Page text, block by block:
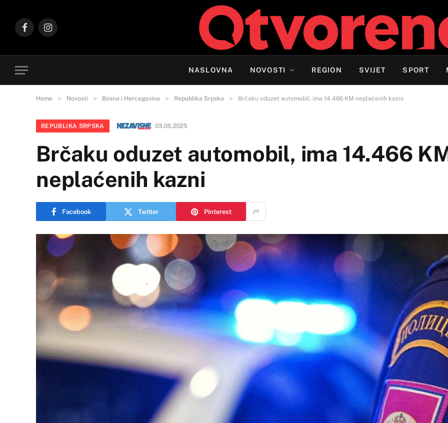
FacebookInstagram
NASLOVNA NOVOSTI REGION SVIJET SPORT
Home » Novosti » Bosna i Hercegovina » Republika Srpska » Brčaku oduzet automobil, ima 14.466 KM neplaćenih kazni
REPUBLIKA SRPSKA 03.05.2025
Brčaku oduzet automobil, ima 14.466
neplaćenih kazni
Facebook Twitter Pinterest